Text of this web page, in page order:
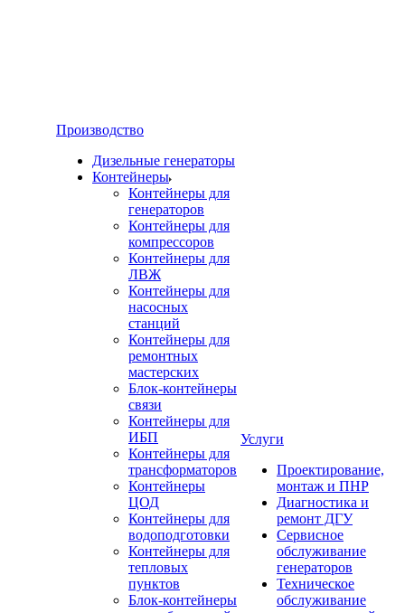
Производство
Дизельные генераторы
Контейнеры
Контейнеры для
генераторов
Контейнеры для
компрессоров
Контейнеры для
ЛВЖ
Контейнеры для
насосных
станций
Контейнеры для
ремонтных
мастерских
Блок-контейнеры
связи
Контейнеры для
ИБП
Контейнеры для
трансформаторов
Контейнеры
ЦОД
Контейнеры для
водоподготовки
Контейнеры для
тепловых
пунктов
Блок-контейнеры
Услуги
Проектирование,
монтаж и ПНР
Диагностика и
ремонт ДГУ
Сервисное
обслуживание
генераторов
Техническое
обслуживание